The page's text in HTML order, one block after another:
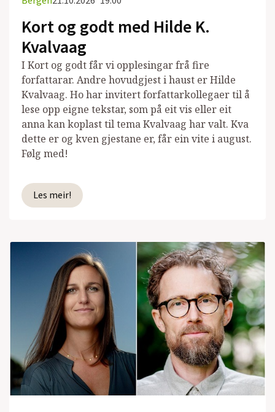
Kort og godt med Hilde K.
Kvalvaag
I Kort og godt får vi opplesingar frå fire
forfattarar. Andre hovudgjest i haust er Hilde
Kvalvaag. Ho har invitert forfattarkollegaer til å
lese opp eigne tekstar, som på eit vis eller eit
anna kan koplast til tema Kvalvaag har valt. Kva
dette er og kven gjestane er, får ein vite i august.
Følg med!
Les meir!